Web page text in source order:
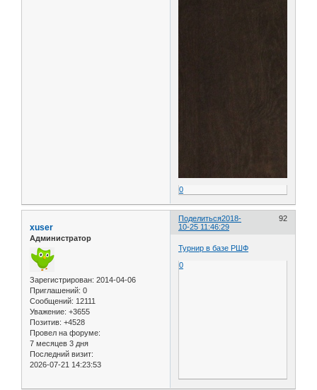
0
Поделиться 92
2018-
10-25 11:46:29
xuser
Администратор
Зарегистрирован: 2014-04-06
Приглашений: 0
Сообщений: 12111
Уважение: +3655
Позитив: +4528
Провел на форуме:
7 месяцев 3 дня
Последний визит:
2026-07-21 14:23:53
Турнир в базе РШФ
0